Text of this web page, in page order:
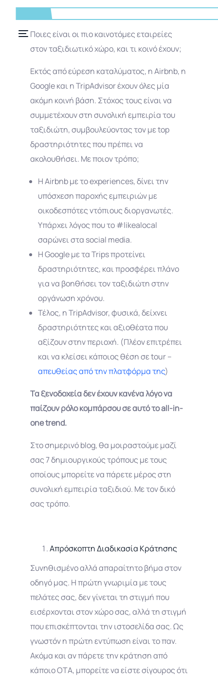
Ποιες είναι οι πιο καινοτόμες εταιρείες
στον ταξιδιωτικό χώρο, και τι κοινό έχουν;
Εκτός από εύρεση καταλύματος, η Airbnb, η
Google και η TripAdvisor έχουν όλες μία
ακόμη κοινή βάση. Στόχος τους είναι να
συμμετέχουν στη συνολική εμπειρία του
ταξιδιώτη, συμβουλεύοντας τον με top
δραστηριότητες που πρέπει να
ακολουθήσει. Με ποιον τρόπο;
Η Airbnb με το experiences, δίνει την
υπόσχεση παροχής εμπειριών με
οικοδεσπότες ντόπιους διοργανωτές.
Υπάρχει λόγος που το #likealocal
σαρώνει στα social media.
Η Google με τα Trips προτείνει
δραστηριότητες, και προσφέρει πλάνο
για να βοηθήσει τον ταξιδιώτη στην
οργάνωση χρόνου.
Τέλος, η TripAdvisor, φυσικά, δείχνει
δραστηριότητες και αξιοθέατα που
αξίζουν στην περιοχή. (Πλέον επιτρέπει
και να κλείσει κάποιος θέση σε tour –
απευθείας από την πλατφόρμα της)
Τα ξενοδοχεία δεν έχουν κανένα λόγο να
παίζουν ρόλο κομπάρσου σε αυτό το all-in-
one trend.
Στο σημερινό blog, θα μοιραστούμε μαζί
σας 7 δημιουργικούς τρόπους με τους
οποίους μπορείτε να πάρετε μέρος στη
συνολική εμπειρία ταξιδιού. Με τον δικό
σας τρόπο.
Απρόσκοπτη Διαδικασία Κράτησης
Συνηθισμένο αλλά απαραίτητο βήμα στον
οδηγό μας. Η πρώτη γνωριμία με τους
πελάτες σας, δεν γίνεται τη στιγμή που
εισέρχονται στον χώρο σας, αλλά τη στιγμή
που επισκέπτονται την ιστοσελίδα σας. Ως
γνωστόν η πρώτη εντύπωση είναι το παν.
Ακόμα και αν πάρετε την κράτηση από
κάποιο OTA, μπορείτε να είστε σίγουρος ότι